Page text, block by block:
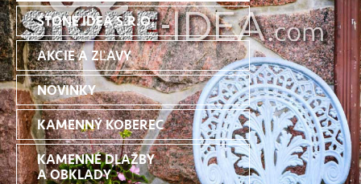
STONE IDEA S.R.O.
AKCIE A ZĽAVY
NOVINKY
KAMENNÝ KOBEREC
KAMENNÉ DLAŽBY
A OBKLADY